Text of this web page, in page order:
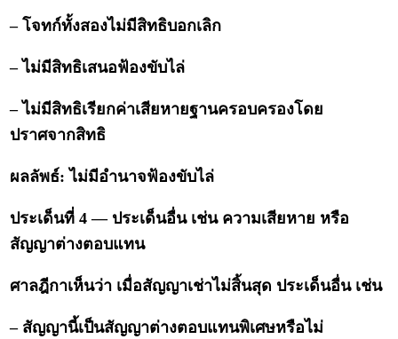
– โจทก์ทั้งสองไม่มีสิทธิบอกเลิก
– ไม่มีสิทธิเสนอฟ้องขับไล่
– ไม่มีสิทธิเรียกค่าเสียหายฐานครอบครองโดย
ปราศจากสิทธิ
ผลลัพธ์: ไม่มีอำนาจฟ้องขับไล่
ประเด็นที่ 4 — ประเด็นอื่น เช่น ความเสียหาย หรือ
สัญญาต่างตอบแทน
ศาลฎีกาเห็นว่า เมื่อสัญญาเช่าไม่สิ้นสุด ประเด็นอื่น เช่น
– สัญญานี้เป็นสัญญาต่างตอบแทนพิเศษหรือไม่